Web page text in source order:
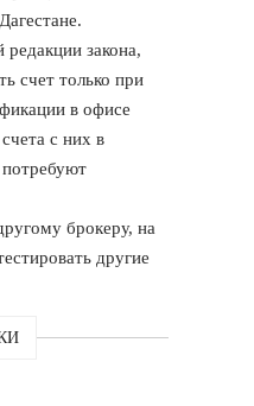
закона,
счет только при
в офисе
с них в
потребуют
брокеру, на
другие